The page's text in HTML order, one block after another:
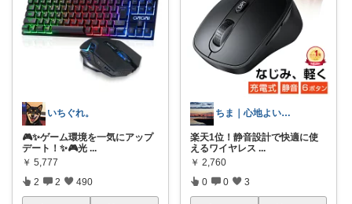
いちぐれ。
🎮✨ゲーム環境を一気にアップ
デート！✨🎮光 ...
￥ 5,777
2 2 490
ちま｜心地よい日常のアイテム🍁
楽天1位！静音設計で快適に使
えるワイヤレス ...
￥ 2,760
0 0 3